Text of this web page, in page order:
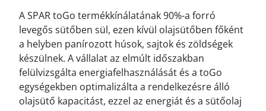
A SPAR toGo termékkínálatának 90%-a forró
levegős sütőben sül, ezen kívül olajsütőben főként
a helyben panírozott húsok, sajtok és zöldségek
készülnek. A vállalat az elmúlt időszakban
felülvizsgálta energiafelhasználását és a toGo
egységekben optimalizálta a rendelkezésre álló
olajsütő kapacitást, ezzel az energiát és a sütőolaj